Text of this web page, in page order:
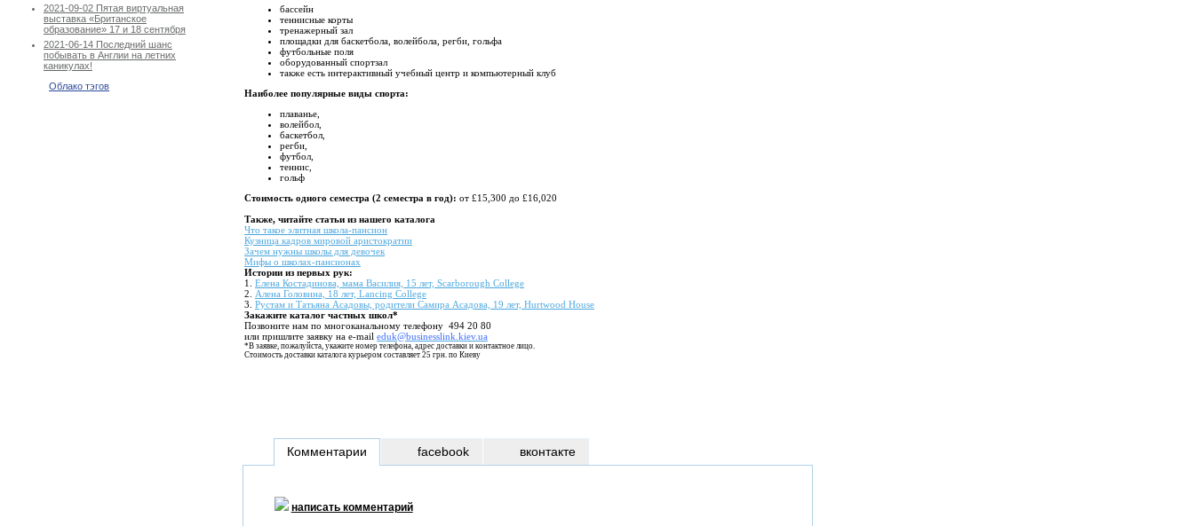
2021-09-02 Пятая виртуальная
выставка «Британское
образование» 17 и 18 сентября
2021-06-14 Последний шанс
побывать в Англии на летних
каникулах!
Облако тэгов
бассейн
теннисные корты
тренажерный зал
площадки для баскетбола, волейбола, регби, гольфа
футбольные поля
оборудованный спортзал
также есть интерактивный учебный центр и компьютерный клуб
Наиболее популярные виды спорта:
плаванье,
волейбол,
баскетбол,
регби,
футбол,
теннис,
гольф
Стоимость одного семестра (2 семестра в год): от £15,300 дo £16,020
Также, читайте статьи из нашего каталога
Что такое элитная школа-пансион
Кузница кадров мировой аристократии
Зачем нужны школы для девочек
Мифы о школах-пансионах
Истории из первых рук:
1. Елена Костадинова, мама Василия, 15 лет, Scarborough College
2. Алена Головина, 18 лет, Lancing College
3. Рустам и Татьяна Асадовы, родители Самира Асадова, 19 лет, Hurtwood House
Закажите каталог частных школ*
Позвоните нам по многоканальному телефону 494 20 80
или пришлите заявку на e-mail eduk@businesslink.kiev.ua
*В заявке, пожалуйста, укажите номер телефона, адрес доставки и контактное лицо.
Стоимость доставки каталога курьером составляет 25 грн. по Киеву
Комментарии
написать комментарий
facebook вконтакте